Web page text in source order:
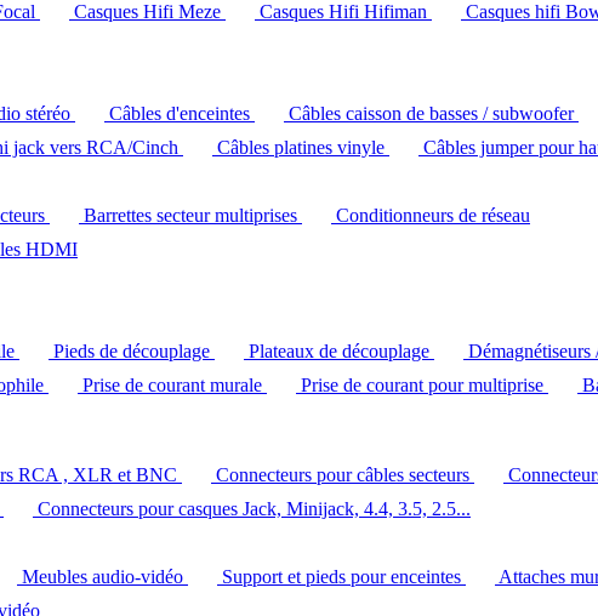
Casques Hifi Meze Casques Hifi Hifiman Casques hifi
stéréo Câbles d'enceintes Câbles caisson de basses / subwoofer
jack vers RCA/Cinch Câbles platines vinyle Câbles jumper pour
Barrettes secteur multiprises
Conditionneurs de réseau
HDMI
Pieds de découplage Plateaux de découplage Démagnétiseurs
Prise de courant murale Prise de courant pour multiprise
RCA , XLR et BNC Connecteurs pour câbles secteurs
Connecteurs pour casques Jack, Minijack, 4.4, 3.5, 2.5...
Meubles audio-vidéo Support et pieds pour enceintes Attaches